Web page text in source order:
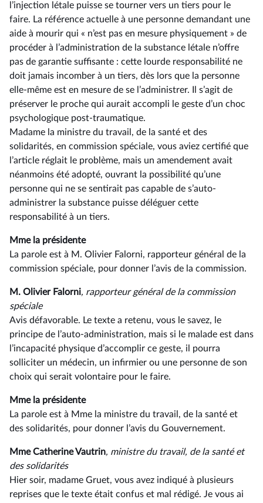
l’injection létale puisse se tourner vers un tiers pour le
faire. La référence actuelle à une personne demandant une
aide à mourir qui « n’est pas en mesure physiquement » de
procéder à l’administration de la substance létale n’offre
pas de garantie suffisante : cette lourde responsabilité ne
doit jamais incomber à un tiers, dès lors que la personne
elle-même est en mesure de se l’administrer. Il s’agit de
préserver le proche qui aurait accompli le geste d’un choc
psychologique post-traumatique.
Madame la ministre du travail, de la santé et des
solidarités, en commission spéciale, vous aviez certifié que
l’article réglait le problème, mais un amendement avait
néanmoins été adopté, ouvrant la possibilité qu’une
personne qui ne se sentirait pas capable de s’auto-
administrer la substance puisse déléguer cette
responsabilité à un tiers.
Mme la présidente
La parole est à M. Olivier Falorni, rapporteur général de la
commission spéciale, pour donner l’avis de la commission.
M. Olivier Falorni, rapporteur général de la commission
spéciale
Avis défavorable. Le texte a retenu, vous le savez, le
principe de l’auto-administration, mais si le malade est dans
l’incapacité physique d’accomplir ce geste, il pourra
solliciter un médecin, un infirmier ou une personne de son
choix qui serait volontaire pour le faire.
Mme la présidente
La parole est à Mme la ministre du travail, de la santé et
des solidarités, pour donner l’avis du Gouvernement.
Mme Catherine Vautrin, ministre du travail, de la santé et
des solidarités
Hier soir, madame Gruet, vous avez indiqué à plusieurs
reprises que le texte était confus et mal rédigé. Je vous ai